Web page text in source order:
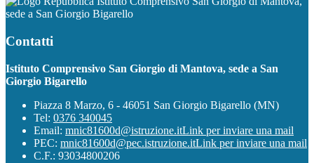
sede a San Giorgio Bigarello
Contatti
Istituto Comprensivo San Giorgio di Mantova, sede a San
Giorgio Bigarello
Piazza 8 Marzo, 6 - 46051 San Giorgio Bigarello (MN)
Tel: 0376 340045
Email: mnic81600d@istruzione.itLink per inviare una mail
PEC: mnic81600d@pec.istruzione.itLink per inviare una mail
C.F.: 93034800206